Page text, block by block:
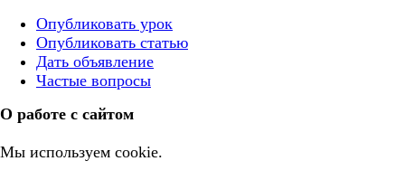
Опубликовать урок
Опубликовать статью
Дать объявление
Частые вопросы
О работе с сайтом
Мы используем cookie.